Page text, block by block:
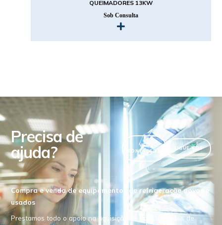
QUEIMADORES 13KW
Sob Consulta
Precisa de
ajuda?
VER
CONTACTOS
LIGUE-NOS
Compra e venda de equipamentos de refrigeração novos e
usados
Prestamos todo o apoio na aquisição de equipamentos de